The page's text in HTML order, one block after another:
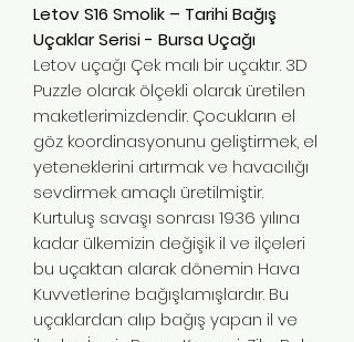
Letov S16 Smolik – Tarihi Bağış
Uçaklar Serisi - Bursa Uçağı
Letov uçağı Çek malı bir uçaktır. 3D
Puzzle olarak ölçekli olarak üretilen
maketlerimizdendir. Çocukların el
göz koordinasyonunu geliştirmek, el
yeteneklerini artırmak ve havacılığı
sevdirmek amaçlı üretilmiştir.
Kurtuluş savaşı sonrası 1936 yılına
kadar ülkemizin değişik il ve ilçeleri
bu uçaktan alarak dönemin Hava
Kuvvetlerine bağışlamışlardır. Bu
uçaklardan alıp bağış yapan il ve